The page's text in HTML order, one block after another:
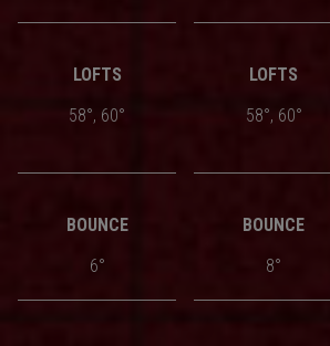
LOFTS LOFTS
58°, 60°
58°, 60°
BOUNCE BOUNCE
6°
8°